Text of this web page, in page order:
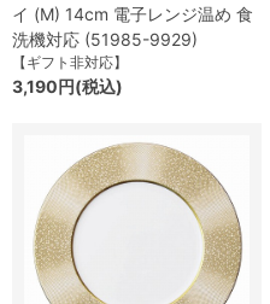
イ (M) 14cm 電子レンジ温め 食
洗機対応 (51985-9929)
【ギフト非対応】
3,190円(税込)